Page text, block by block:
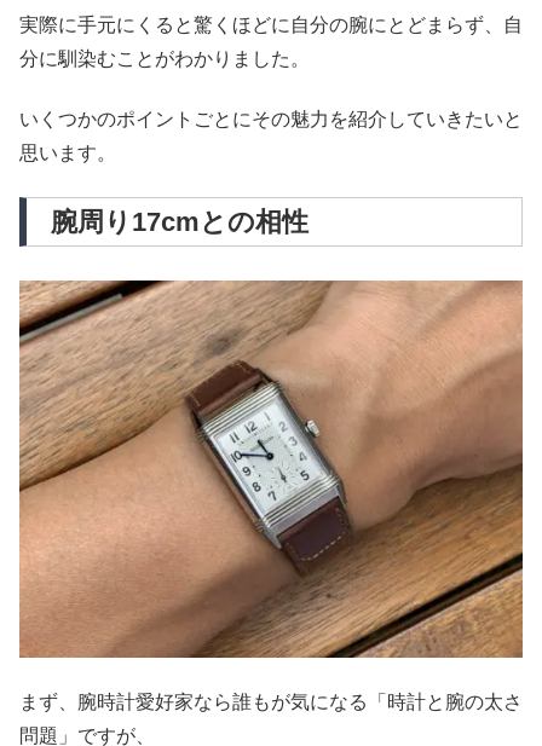
実際に手元にくると驚くほどに自分の腕にとどまらず、自
分に馴染むことがわかりました。
いくつかのポイントごとにその魅力を紹介していきたいと
思います。
腕周り17cmとの相性
まず、腕時計愛好家なら誰もが気になる「時計と腕の太さ
問題」ですが、